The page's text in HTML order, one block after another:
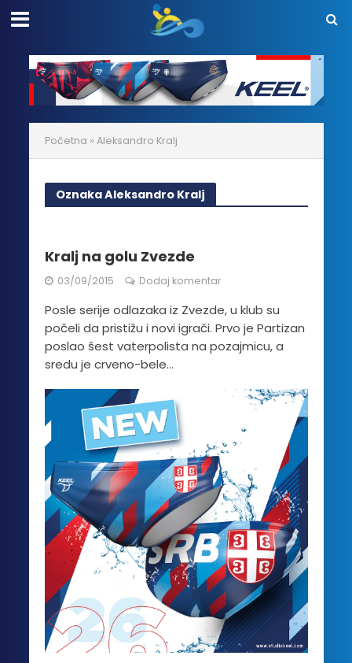
Početna » Aleksandro Kralj
Oznaka Aleksandro Kralj
Kralj na golu Zvezde
03/09/2015 Dodaj komentar
Posle serije odlazaka iz Zvezde, u klub su
počeli da pristižu i novi igrači. Prvo je Partizan
poslao šest vaterpolista na pozajmicu, a
sredu je crveno-bele...